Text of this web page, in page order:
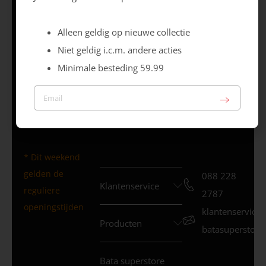
Wo 09.30 –
17.30 uur
Za 09.30 – 17.00 uur
Zo – Gesloten *
* Dit weekend
gelden de
reguliere
openingstijden
Klantenservice
Producten
Bata superstore
088 228
2787
Alleen geldig op nieuwe collectie
Niet geldig i.c.m. andere acties
Minimale besteding 59.99